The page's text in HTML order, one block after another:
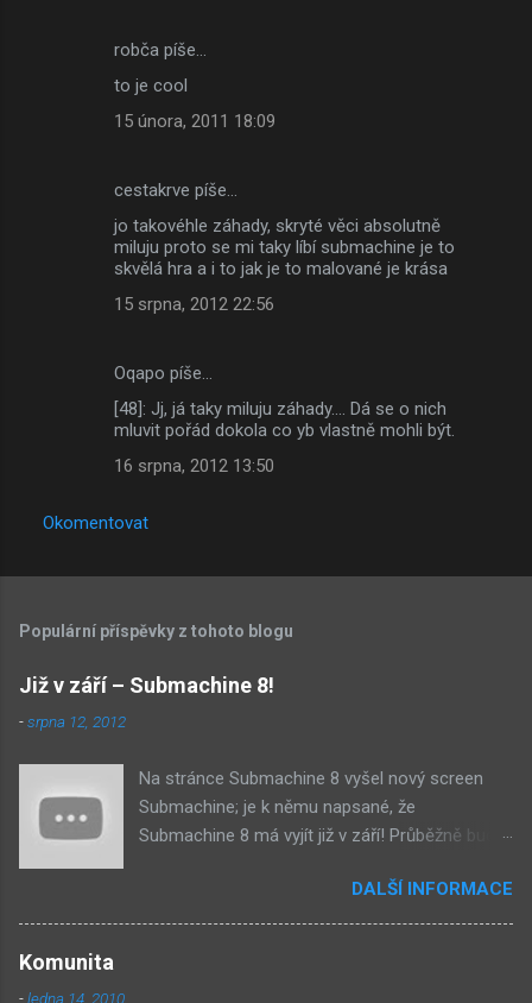
robča píše…
to je cool
15 února, 2011 18:09
cestakrve píše…
jo takovéhle záhady, skryté věci absolutně
miluju proto se mi taky líbí submachine je to
skvělá hra a i to jak je to malované je krása
15 srpna, 2012 22:56
Oqapo píše…
[48]: Jj, já taky miluju záhady.... Dá se o nich
mluvit pořád dokola co yb vlastně mohli být.
16 srpna, 2012 13:50
Okomentovat
Populární příspěvky z tohoto blogu
Již v září – Submachine 8!
-srpna 12, 2012
Na stránce Submachine 8 vyšel nový screen
Submachine; je k němu napsané, že
Submachine 8 má vyjít již v září! Průběžně budu
zveřejněný materiál ze Submachine 8. Zvukové
pozadí menu. První screen, který se na stránce
DALŠÍ INFORMACE
Komunita
-ledna 14, 2010